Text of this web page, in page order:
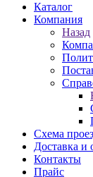
Каталог
Компания
Назад
Схема
Доставка и
Контакты
Прайс